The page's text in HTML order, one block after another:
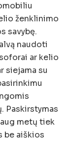
ženklinimo
savybę.
naudoti
ar kelio
siejama su
Paskirstymas
metų tiek
be aiškios